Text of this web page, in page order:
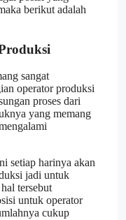
berikut adalah
sangat
operator produksi
proses dari
yang memang
setiap harinya akan
jadi untuk
tersebut
untuk operator
cukup